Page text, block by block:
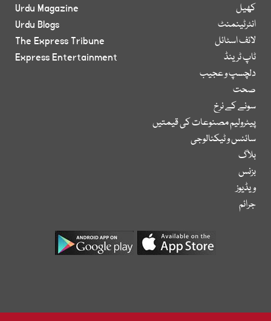
کھیل
انٹرٹینمنٹ
لائف اسٹائل
ٹاپ ٹرینڈ
دلچسپ و عجیب
صحت
سونے کے نرخ
پیٹرولیم مصنوعات کی قیمتیں
سائنس و ٹیکنالوجی
بلاگ
بزنس
ویڈیوز
جرائم
Urdu Magazine
Urdu Blogs
The Express Tribune
Express Entertainment